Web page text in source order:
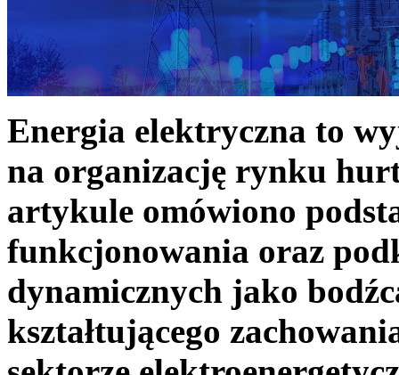
Energia elektryczna to
na organizację rynku
artykule omówiono
funkcjonowania oraz
dynamicznych jako
kształtującego